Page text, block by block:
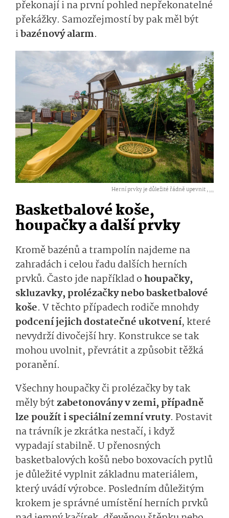
překonají i na první pohled nepřekonatelné
překážky. Samozřejmostí by pak měl být
ibazénový alarm.
Herní prvky je důležité řádně upevnit ,...
Basketbalové koše,
houpačky a další prvky
Kromě bazénů a trampolín najdeme na
zahradách i celou řadu dalších herních
prvků. Často jde například ohoupačky,
skluzavky, prolézačky nebo basketbalové
koše. V těchto případech rodiče mnohdy
podcení jejich dostatečné ukotvení, které
nevydrží divočejší hry. Konstrukce se tak
mohou uvolnit, převrátit a způsobit těžká
poranění.
Všechny houpačky či prolézačky by tak
měly býtzabetonovány v zemi, případně
lze použít i speciální zemní vruty. Postavit
na trávník je zkrátka nestačí, i když
vypadají stabilně. U přenosných
basketbalových košů nebo boxovacích pytlů
je důležité vyplnit základnu materiálem,
který uvádí výrobce. Posledním důležitým
krokem je správné umístění herních prvků